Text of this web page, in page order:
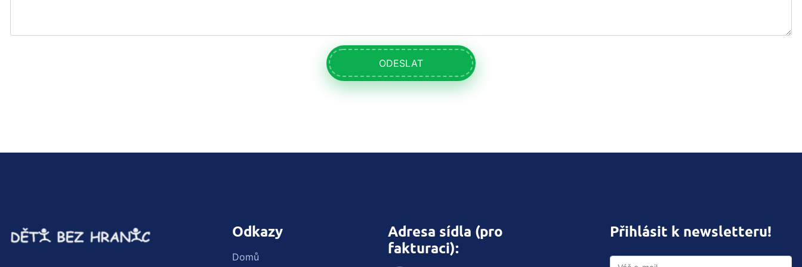
ODESLAT
Odkazy
Domů
Adresa sídla (pro
fakturaci):
Přihlásit k newsletteru!